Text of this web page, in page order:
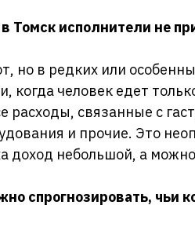
Томск исполнители не
но в редких или
когда человек едет
расходы, связанные с
и прочие. Это
доход небольшой, а
спрогнозировать, чьи